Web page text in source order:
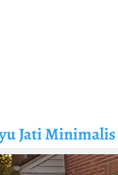
Jati Minimalis